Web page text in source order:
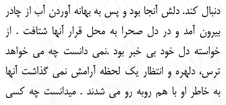
دنبال کند. دلش آنجا بود و پس به بهانه آوردن آب از چادر
بیرون آمد و در دل صحرا به محل قرار آنها شتافت . از
خواسته دل خود بی خبر بود .نمی دانست چه می خواهد
ترس، دلهره و انتظار یک لحظه آرامش نمی گذاشت آنها
به خاطر او با هم روبه رو می شدند . می‏دانست چه کسی